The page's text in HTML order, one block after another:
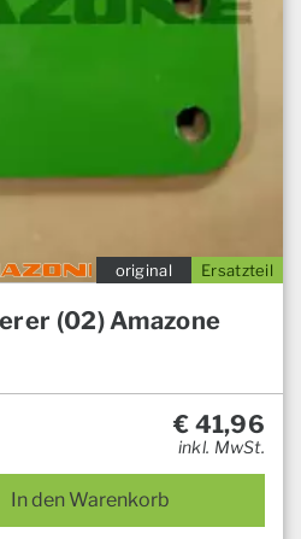
Ersatzteil
original
(02) Amazone
€ 41,96
inkl. MwSt.
In den Warenkorb